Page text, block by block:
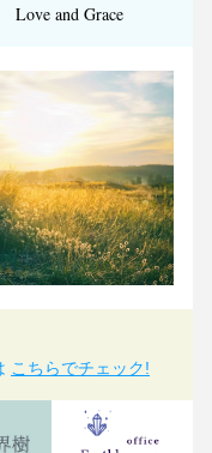
Love and Grace
こちらでチェック!